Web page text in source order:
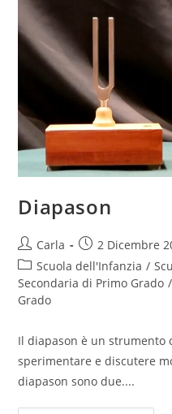
Diapason
Post
author:
Carla
Post
published:
2 Dicembre
Post
category:
Scuola dell'Infanzia /
Secondaria di Primo Grado /
Grado
Il diapason è un strumento
sperimentare e discutere
diapason sono due....